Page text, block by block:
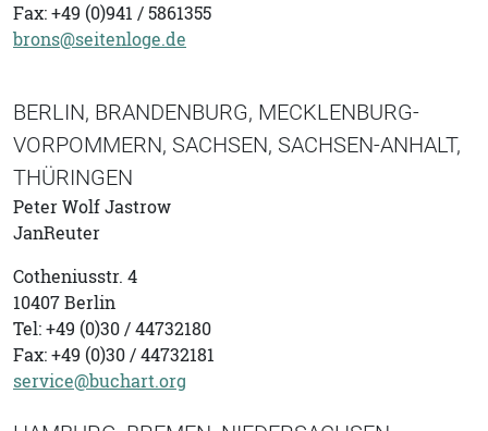
Fax: +49 (0)941 / 5861355
brons@seitenloge.de
BERLIN, BRANDENBURG, MECKLENBURG-
VORPOMMERN, SACHSEN, SACHSEN-ANHALT,
THÜRINGEN
Peter Wolf Jastrow
JanReuter
Cotheniusstr. 4
10407 Berlin
Tel: +49 (0)30 / 44732180
Fax: +49 (0)30 / 44732181
service@buchart.org